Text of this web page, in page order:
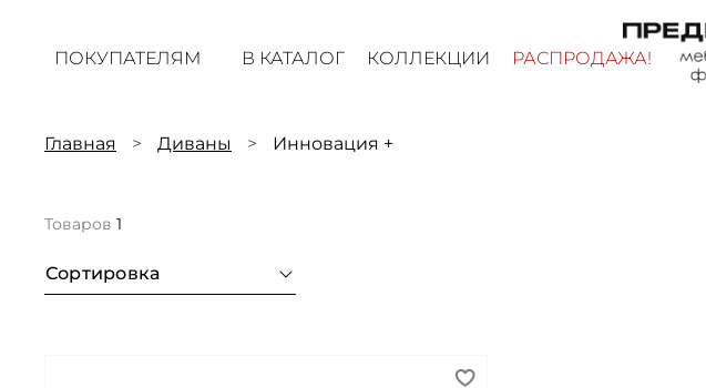
ПОКУПАТЕЛЯМ В КАТАЛОГ КОЛЛЕКЦИИ РАСПРОДАЖА!
Главная Диваны Инновация +
Товаров 1
Сортировка